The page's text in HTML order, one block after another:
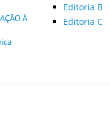
À
Editoria B
Editoria C